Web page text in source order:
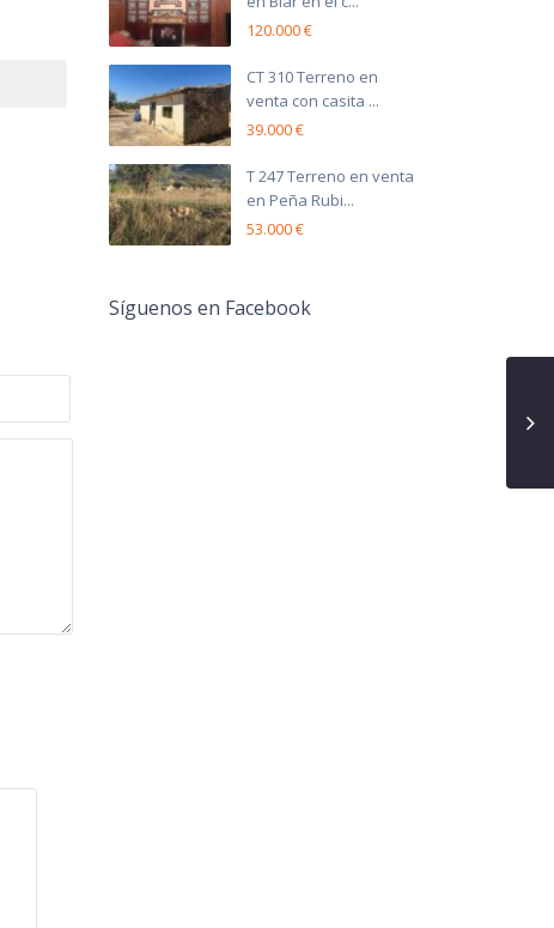
120.000 €
CT 310 Terreno en
venta con casita ...
39.000 €
T 247 Terreno en venta
en Peña Rubi...
53.000 €
Síguenos en Facebook